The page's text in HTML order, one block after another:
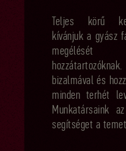
Teljes körű
kívánjuk a gyász
megélését
bizalmával és
minden terhét
Munkatársaink
segítséget a